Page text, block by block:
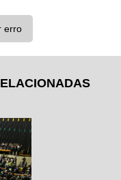
erro